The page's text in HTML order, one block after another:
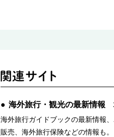
海外旅行・観光の最新情報
海外旅行ガイドブックの最新情報
販売、海外旅行保険などの情報も。